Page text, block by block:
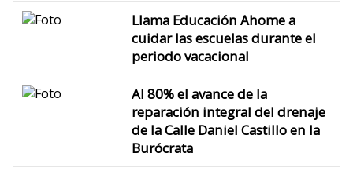
Llama Educación Ahome a
cuidar las escuelas durante el
periodo vacacional
Al 80% el avance de la
reparación integral del drenaje
de la Calle Daniel Castillo en la
Burócrata